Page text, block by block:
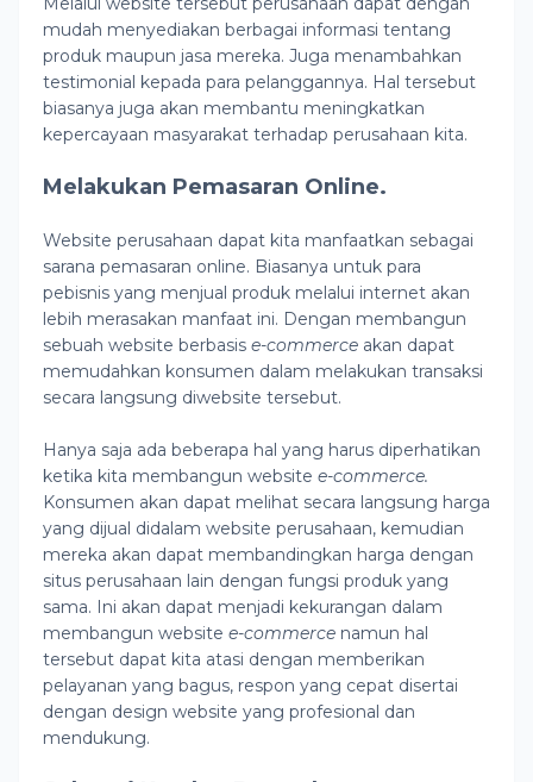
mudah menyediakan berbagai informasi tentang
produk maupun jasa mereka. Juga menambahkan
testimonial kepada para pelanggannya. Hal tersebut
biasanya juga akan membantu meningkatkan
kepercayaan masyarakat terhadap perusahaan kita.
Melakukan Pemasaran Online.
Website perusahaan dapat kita manfaatkan sebagai
sarana pemasaran online. Biasanya untuk para
pebisnis yang menjual produk melalui internet akan
lebih merasakan manfaat ini. Dengan membangun
sebuah website berbasis e-commerce akan dapat
memudahkan konsumen dalam melakukan transaksi
secara langsung diwebsite tersebut.
Hanya saja ada beberapa hal yang harus diperhatikan
ketika kita membangun website e-commerce.
Konsumen akan dapat melihat secara langsung harga
yang dijual didalam website perusahaan, kemudian
mereka akan dapat membandingkan harga dengan
situs perusahaan lain dengan fungsi produk yang
sama. Ini akan dapat menjadi kekurangan dalam
membangun website e-commerce namun hal
tersebut dapat kita atasi dengan memberikan
pelayanan yang bagus, respon yang cepat disertai
dengan design website yang profesional dan
mendukung.